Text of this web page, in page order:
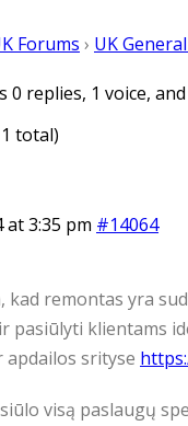
Forums › UK
0 replies, 1 voice,
total)
at 3:35 pm #14064
kad remontas yra
pasiūlyti klientams
apdailos srityse
visą paslaugų